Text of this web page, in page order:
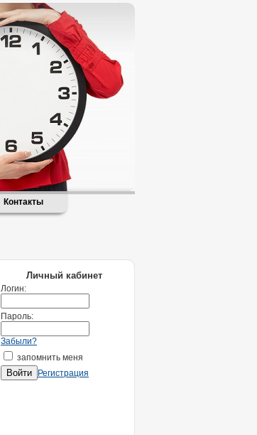
Контакты
Личный кабинет
Логин:
Пароль:
Забыли?
запомнить меня
Регистрация